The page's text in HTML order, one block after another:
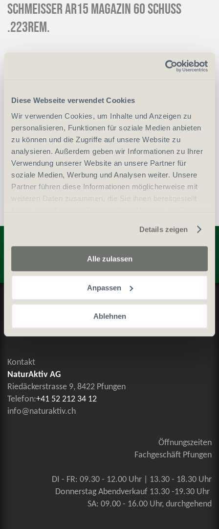
Diese Webseite verwendet Cookies
Wir verwenden Cookies, um Inhalte und Anzeigen zu
personalisieren, Funktionen für soziale Medien anbieten
zu können und die Zugriffe auf unsere Website zu
analysieren. Außerdem geben wir Informationen zu Ihrer
Verwendung unserer Website an unsere Partner für
soziale Medien, Werbung und Analysen weiter. Unsere
Partner führen diese Informationen möglicherweise mit
weiteren Daten zusammen, die Sie ihnen bereitgestellt
Details zeigen
Alle zulassen
Anpassen
Ablehnen
Schmeisser AR15 Magazin 60 Schuss
.223Rem.
Art.26987
vergleichen In den Warenkorb
Entdecken Sie weitere Produkte
Datenschutz und Cookie-Richtlinien
Allgemeine Geschäftsbedingungen
Kontaktieren Sie uns
Kontakt
NaturAktiv AG
Riedäckerstrasse 9, 8422 Pfungen
Telefon:+41 52 212 34 12
info@naturaktiv.ch
Öffnungszeiten
Fachgeschäft Pfungen
DI - FR: 09.30 - 12.00 Uhr | 13.30 - 18.30 Uhr
Donnerstag Abendverkauf 13.30 -19.30 Uhr
SA: 09.00 - 16.00 Uhr, durchgehend